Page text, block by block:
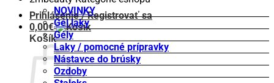
Prihlásenie / Registrovať sa
0,00€
Košík
NOVINKY
Gél laky
Gély
Laky / pomocné prípravky
Nástavce do brúsky
Ozdoby